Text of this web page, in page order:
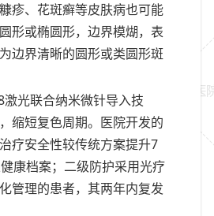
疹、花斑癣等皮肤病也可能
形或椭圆形，边界模煳，表
边界清晰的圆形或类圆形斑
光联合纳米微针导入技
缩短复色周期。医院开发的
疗安全性较传统方案提升7
康档案；二级防护采用光疗
管理的患者，其两年内复发